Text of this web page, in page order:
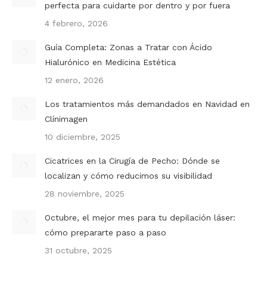
perfecta para cuidarte por dentro y por fuera
4 febrero, 2026
Guía Completa: Zonas a Tratar con Ácido
Hialurónico en Medicina Estética
12 enero, 2026
Los tratamientos más demandados en Navidad en
Clínimagen
10 diciembre, 2025
Cicatrices en la Cirugía de Pecho: Dónde se
localizan y cómo reducimos su visibilidad
28 noviembre, 2025
Octubre, el mejor mes para tu depilación láser:
cómo prepararte paso a paso
31 octubre, 2025